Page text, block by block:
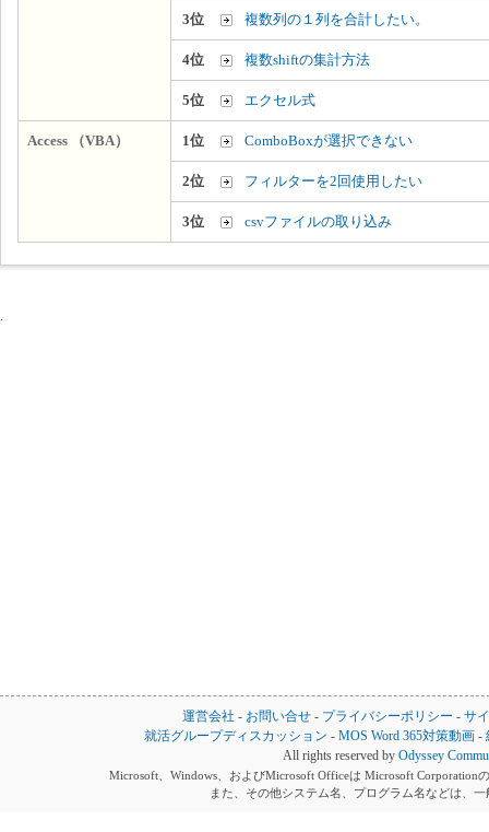
3位 複数列の１列を合計したい。
4位 複数shiftの集計方法
5位 エクセル式
Access （VBA） 1位 ComboBoxが選択できない
2位 フィルターを2回使用したい
3位 csvファイルの取り込み
運営会社 - お問い合せ - プライバシーポリシー - サ
就活グループディスカッション -MOS Word 365対策動画 -
All rights reserved by Odyssey
Microsoft、Windows、およびMicrosoft Officeは Microsoft Corporation
また、その他システム名、プログラム名などは、